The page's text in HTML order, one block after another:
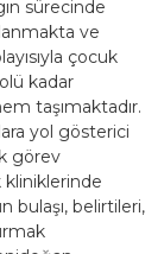
sürecinde
ve
çocuk
kadar
taşımaktadır.
yol gösterici
görev
bulaşı, belirtileri,